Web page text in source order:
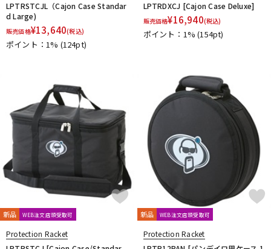
LPTRSTCJL（Cajon Case Standar
d Large)
販売価格¥13,640(税込)
ポイント：1% (124pt)
LPTRDXCJ [Cajon Case Deluxe]
販売価格¥16,940(税込)
ポイント：1%(154pt)
新品 WEB注文店頭受取可
Protection Racket
新品 WEB注文店頭受取可
Protection Racket